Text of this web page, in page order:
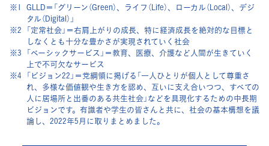
※1 GLLD＝「グリーン（Green）、ライフ（Life）、ローカル（Local）、デジ
タル（Digital）」
※2 「定常社会」＝右肩上がりの成長、特に経済成長を絶対的な目標と
しなくとも十分な豊かさが実現されていく社会
※3 「ベーシックサービス」＝教育、医療、介護など人間が生きていく
上で不可欠なサービス
※4 「ビジョン22」＝党綱領に掲げる「一人ひとりが個人として尊重さ
れ、多様な価値観や生き方を認め、互いに支え合いつつ、すべての
人に居場所と出番のある共生社会」などを具現化するための中長期
ビジョンです。有識者や学生の皆さんと共に、社会の基本構想を議
論し、2022年5月に取りまとめました。